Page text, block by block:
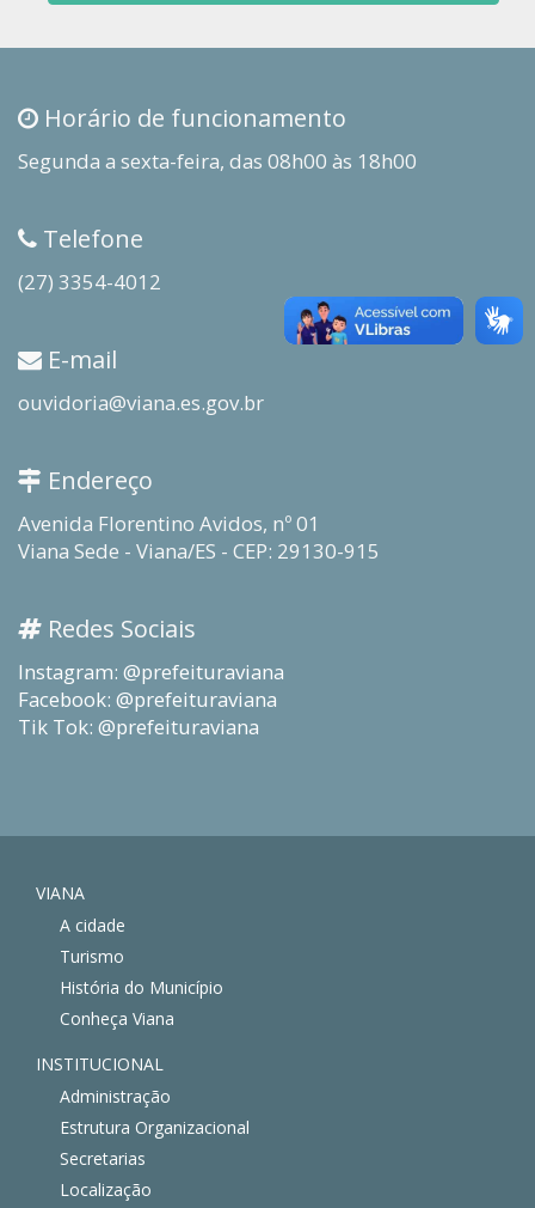
Horário de funcionamento
Segunda a sexta-feira, das 08h00 às 18h00
Telefone
(27) 3354-4012
E-mail
ouvidoria@viana.es.gov.br
Endereço
Avenida Florentino Avidos, nº 01
Viana Sede - Viana/ES - CEP: 29130-915
Redes Sociais
Instagram: @prefeituraviana
Facebook: @prefeituraviana
Tik Tok: @prefeituraviana
VIANA
A cidade
Turismo
História do Município
Conheça Viana
INSTITUCIONAL
Administração
Estrutura Organizacional
Secretarias
Localização